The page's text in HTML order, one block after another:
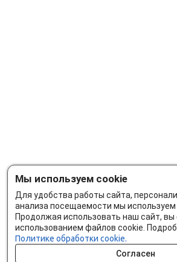
Мы используем cookie
Для удобства работы сайта,
анализа посещаемости мы используем
Продолжая использовать наш сайт, вы
использованием файлов cookie.
Политике обработки cookie.
Согласен